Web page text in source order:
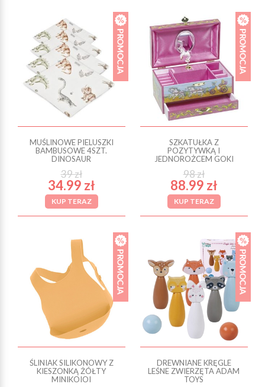
MUŚLINOWE PIELUSZKI
BAMBUSOWE 4SZT.
DINOSAUR
39 zł
34.99 zł
KUP TERAZ
SZKATUŁKA Z
POZYTYWKĄ I
JEDNOROŻCEM GOKI
98 zł
88.99 zł
KUP TERAZ
ŚLINIAK SILIKONOWY Z
KIESZONKĄ ŻÓŁTY
MINIKOIOI
DREWNIANE KRĘGLE
LEŚNE ZWIERZĘTA ADAM
TOYS